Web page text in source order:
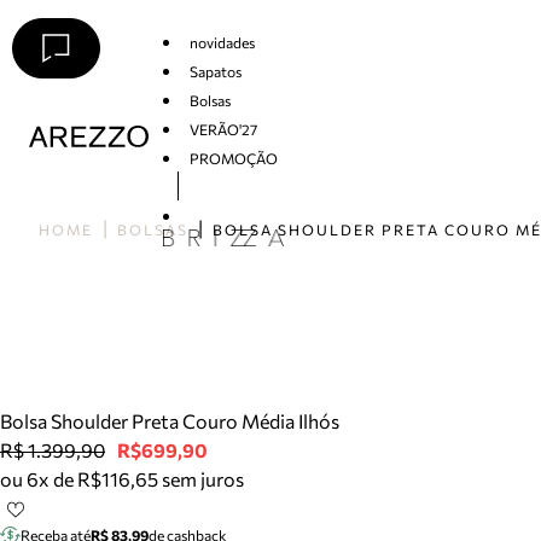
novidades
Sapatos
Bolsas
VERÃO'27
PROMOÇÃO
HOME BOLSAS
Bolsa Shoulder Preta Couro Média Ilhós
R$ 1.399,90 R$699,90
ou 6x de R$116,65 sem juros
Receba atéR$ 83,99de cashback